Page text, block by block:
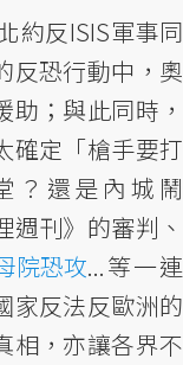
約反ISIS軍事同
反恐行動中，奧
；與此同時，
確定「槍手要打
？還是內城鬧
刊》的審判、
院恐攻...等一連
家反法反歐洲的
相，亦讓各界不